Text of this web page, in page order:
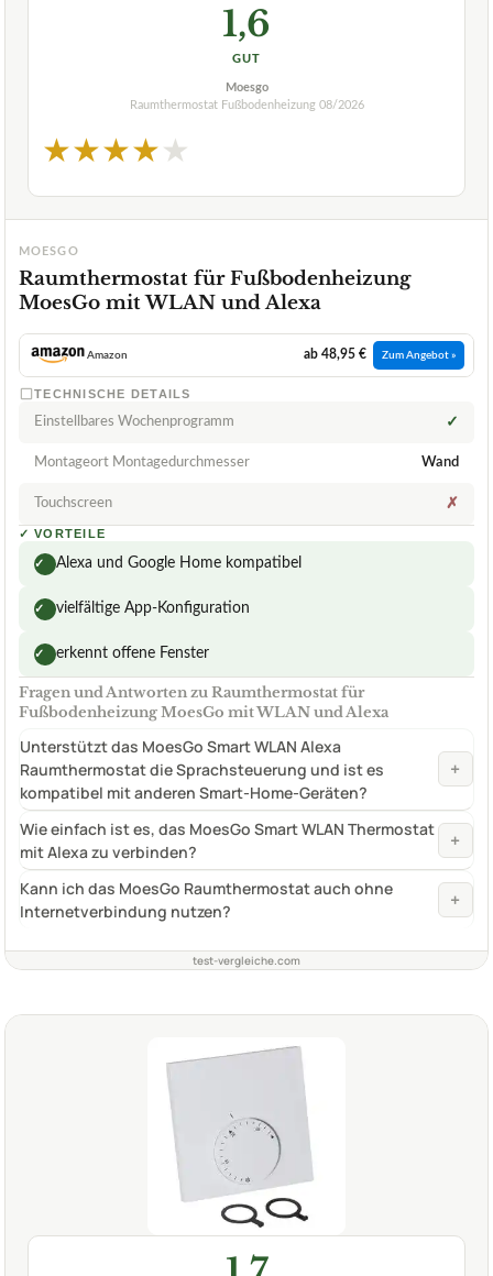
1,6
GUT
Moesgo
Raumthermostat Fußbodenheizung 08/2026
★★★★★
MOESGO
Raumthermostat für Fußbodenheizung
MoesGo mit WLAN und Alexa
Amazon ab 48,95 € Zum Angebot »
TECHNISCHE DETAILS
Einstellbares Wochenprogramm ✓
Montageort Montagedurchmesser Wand
Touchscreen ✗
✓ VORTEILE
✓ Alexa und Google Home kompatibel
✓ vielfältige App-Konfiguration
✓ erkennt offene Fenster
Fragen und Antworten zu Raumthermostat für
Fußbodenheizung MoesGo mit WLAN und Alexa
Unterstützt das MoesGo Smart WLAN Alexa
Raumthermostat die Sprachsteuerung und ist es
kompatibel mit anderen Smart-Home-Geräten?
+
Wie einfach ist es, das MoesGo Smart WLAN Thermostat
mit Alexa zu verbinden?
+
Kann ich das MoesGo Raumthermostat auch ohne
Internetverbindung nutzen?
+
test-vergleiche.com